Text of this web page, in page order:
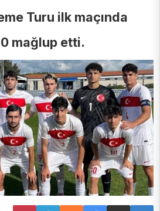
Turu ilk maçında
mağlup etti.